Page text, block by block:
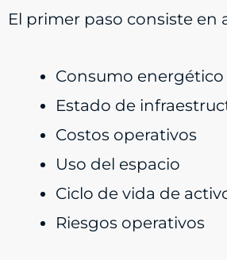
El primer paso consiste en
Consumo energético
Estado de
Costos operativos
Uso del espacio
Ciclo de vida de
Riesgos operativos